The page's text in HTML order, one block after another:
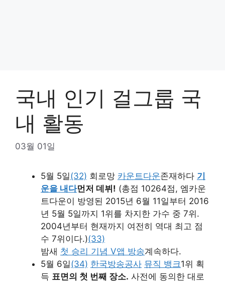
국내 인기 걸그룹 국
내 활동
03월 01일
5월 5일(32) 회로망 카운트다운존재하다 기
운을 내다먼저 데뷔! (총점 10264점, 엠카운
트다운이 방영된 2015년 6월 11일부터 2016
년 5월 5일까지 1위를 차지한 가수 중 7위.
2004년부터 현재까지 여전히 역대 최고 점
수 7위이다.)(33)
밤새 첫 승리 기념 V앱 방송계속하다.
5월 6일(34) 한국방송공사 뮤직 뱅크1위 획
득 표면의 첫 번째 장소. 사전에 동의한 대로